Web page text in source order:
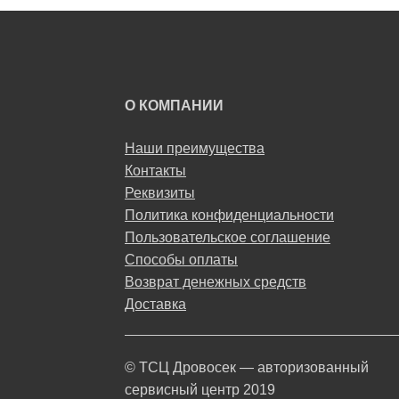
О КОМПАНИИ
Наши преимущества
Контакты
Реквизиты
Политика конфиденциальности
Пользовательское соглашение
Способы оплаты
Возврат денежных средств
Доставка
© ТСЦ Дровосек — авторизованный
сервисный центр 2019